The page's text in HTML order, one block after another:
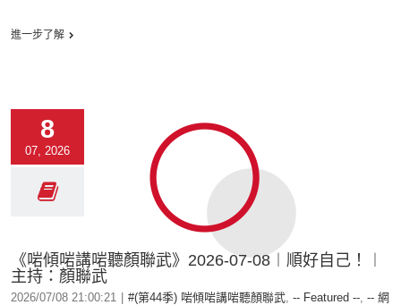
進一步了解
8
07, 2026
《啱傾啱講啱聽顏聯武》2026-07-08︱順好自己！︱
主持：顏聯武
2026/07/08 21:00:21 #(第44季) 啱傾啱講啱聽顏聯武, -- Featured --, -- 網